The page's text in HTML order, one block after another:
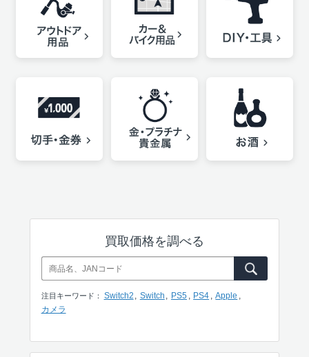
買取価格を調べる
注目キーワード： Switch2 Switch PS5 PS4
Apple
カメラ